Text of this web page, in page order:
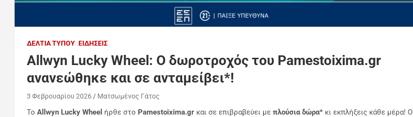
ΔΕΛΤΊΑ ΤΎΠΟΥ ΕΙΔΉΣΕΙΣ
Allwyn Lucky Wheel: Ο δωροτροχός του Pamestoixima.gr
ανανεώθηκε και σε ανταμείβει*!
3 Φεβρουαρίου 2026 Ματσωμένος Γάτος
Το Allwyn Lucky Wheel ήρθε στο Pamestoixima.gr και σε επιβραβεύει με πλούσια δώρα* κι εκπλήξεις κάθε μέρα! Ο